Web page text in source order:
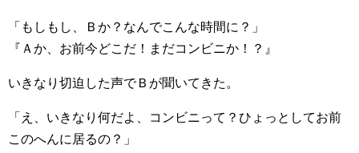
「もしもし、Ｂか？なんでこんな時間に？」
『Ａか、お前今どこだ！まだコンビニか！？』
いきなり切迫した声でＢが聞いてきた。
「え、いきなり何だよ、コンビニって？ひょっとしてお前
このへんに居るの？」